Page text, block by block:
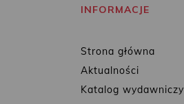
INFORMACJE
Strona główna
Aktualności
Katalog wydawniczy